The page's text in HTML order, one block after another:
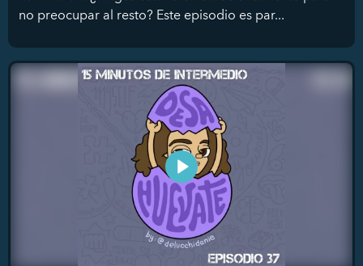
no preocupar al resto? Este episodio es par...